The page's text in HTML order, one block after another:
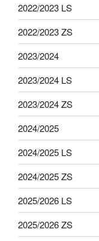
2022/2023 LS
2022/2023 ZS
2023/2024
2023/2024 LS
2023/2024 ZS
2024/2025
2024/2025 LS
2024/2025 ZS
2025/2026 LS
2025/2026 ZS